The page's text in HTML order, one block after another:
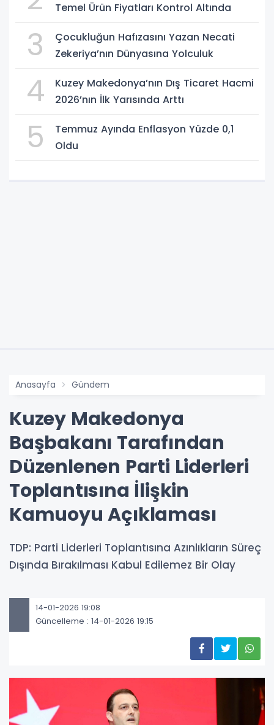
Temel Ürün Fiyatları Kontrol Altında
3
Çocukluğun Hafızasını Yazan Necati
Zekeriya’nın Dünyasına Yolculuk
4
Kuzey Makedonya’nın Dış Ticaret Hacmi
2026’nın İlk Yarısında Arttı
5
Temmuz Ayında Enflasyon Yüzde 0,1
Oldu
Anasayfa Gündem
Kuzey Makedonya
Başbakanı Tarafından
Düzenlenen Parti Liderleri
Toplantısına İlişkin
Kamuoyu Açıklaması
TDP: Parti Liderleri Toplantısına Azınlıkların Süreç
Dışında Bırakılması Kabul Edilemez Bir Olay
14-01-2026 19:08
Güncelleme : 14-01-2026 19:15